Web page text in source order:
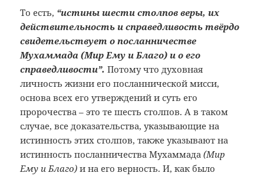
То есть, “истины шести столпов веры, их
действительность и справедливость твёрдо
свидетельствует о посланничестве
Мухаммада (Мир Ему и Благо) и о его
справедливости”. Потому что духовная
личность жизни его посланнической мисси,
основа всех его утверждений и суть его
пророчества – это те шесть столпов. А в таком
случае, все доказательства, указывающие на
истинность этих столпов, также указывают на
истинность посланничества Мухаммада(Мир
Ему и Благо) и на его верность. И, как было